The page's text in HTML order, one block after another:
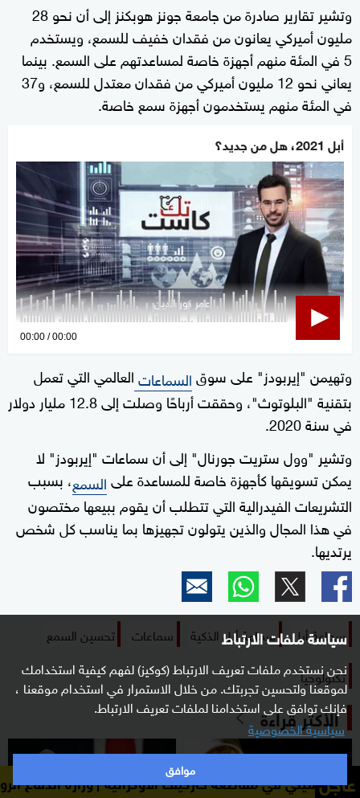
سياسة ملفات الارتباط
نحن نستخدم ملفات تعريف الارتباط (كوكيز) لفهم كيفية استخدامك
لموقعنا ولتحسين تجربتك. من خلال الاستمرار في استخدام موقعنا ،
فإنك توافق على استخدامنا لملفات تعريف الارتباط.
سياسية الخصوصية
موافق
وتشير تقارير صادرة من جامعة جونز هوبكنز إلى أن نحو 28
مليون أميركي يعانون من فقدان خفيف للسمع، ويستخدم
5 في المئة منهم أجهزة خاصة لمساعدتهم على السمع. بينما
يعاني نحو 12 مليون أميركي من فقدان معتدل للسمع، و37
في المئة منهم يستخدمون أجهزة سمع خاصة.
أبل 2021، هل من جديد؟
0
seconds
00:00 00:00
وتهيمن "إيربودز" على سوقالسماعاتالعالمي التي تعمل
بتقنية "البلوتوث"، وحققت أرباحًا وصلت إلى 12.8 مليار دولار
في سنة 2020.
وتشير "وول ستريت جورنال" إلى أن سماعات "إيربودز" لا
يمكن تسويقها كأجهزة خاصة للمساعدة علىالسمع، بسبب
التشريعات الفيدرالية التي تتطلب أن يقوم ببيعها مختصون
في هذا المجال والذين يتولون تجهيزها بما يناسب كل شخص
يرتديها.
سماعة أبل سماعة أبل الذكية سماعات
تحسين السمع
تكنولوجيا
الأكثر قراءة
عاجلخاركيف الأوكرانية وزارة الدفاع الروسية تعلن